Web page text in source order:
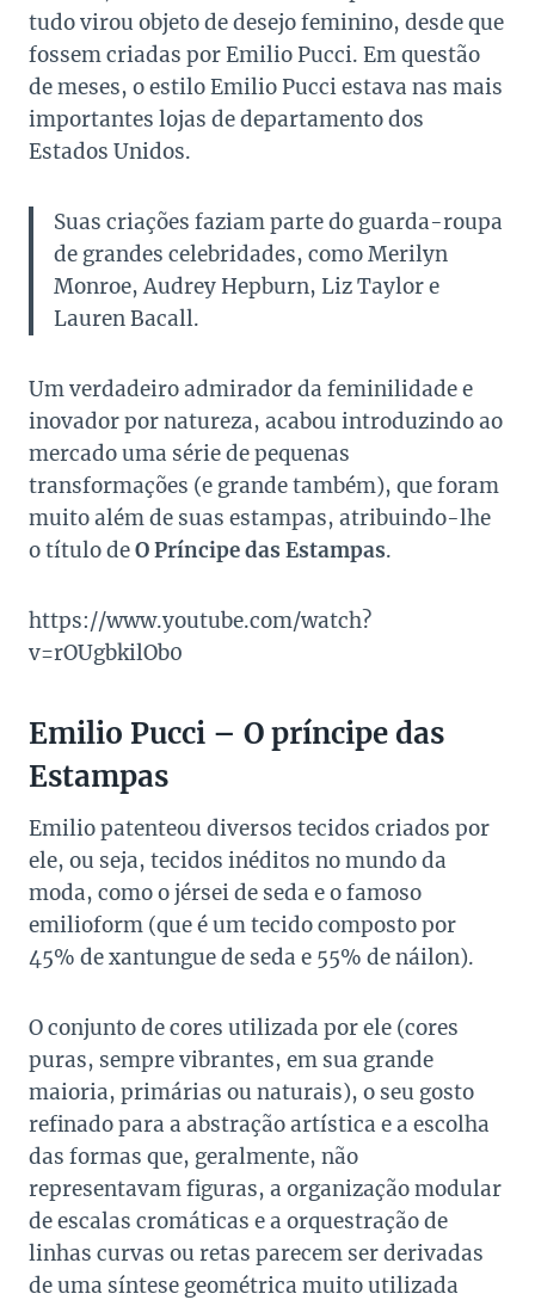
tudo virou objeto de desejo feminino, desde que
fossem criadas por Emilio Pucci. Em questão
de meses, o estilo Emilio Pucci estava nas mais
importantes lojas de departamento dos
Estados Unidos.
Suas criações faziam parte do guarda-roupa
de grandes celebridades, como Merilyn
Monroe, Audrey Hepburn, Liz Taylor e
Lauren Bacall.
Um verdadeiro admirador da feminilidade e
inovador por natureza, acabou introduzindo ao
mercado uma série de pequenas
transformações (e grande também), que foram
muito além de suas estampas, atribuindo-lhe
o título deO Príncipe das Estampas.
https://www.youtube.com/watch?
v=rOUgbkilOb0
Emilio Pucci – O príncipe das
Estampas
Emilio patenteou diversos tecidos criados por
ele, ou seja, tecidos inéditos no mundo da
moda, como o jérsei de seda e o famoso
emilioform (que é um tecido composto por
45% de xantungue de seda e 55% de náilon).
O conjunto de cores utilizada por ele (cores
puras, sempre vibrantes, em sua grande
maioria, primárias ou naturais), o seu gosto
refinado para a abstração artística e a escolha
das formas que, geralmente, não
representavam figuras, a organização modular
de escalas cromáticas e a orquestração de
linhas curvas ou retas parecem ser derivadas
de uma síntese geométrica muito utilizada